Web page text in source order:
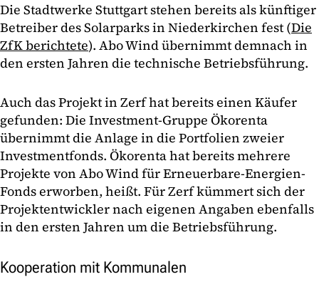
Die Stadtwerke Stuttgart stehen bereits als künftiger
Betreiber des Solarparks in Niederkirchen fest (Die
ZfK berichtete). Abo Wind übernimmt demnach in
den ersten Jahren die technische Betriebsführung.
Auch das Projekt in Zerf hat bereits einen Käufer
gefunden: Die Investment-Gruppe Ökorenta
übernimmt die Anlage in die Portfolien zweier
Investmentfonds. Ökorenta hat bereits mehrere
Projekte von Abo Wind für Erneuerbare-Energien-
Fonds erworben, heißt. Für Zerf kümmert sich der
Projektentwickler nach eigenen Angaben ebenfalls
in den ersten Jahren um die Betriebsführung.
Kooperation mit Kommunalen